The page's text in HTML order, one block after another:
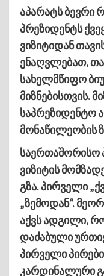
აპარატს ბევრი
პრეზიდენტს
ვიზიტიდან
ენაღვლებათ,
სახელმწიფო
მიზნებისთვის.
საპრეზიდენტო
მონაწილეობის
საერთაშორისო
ვიზიტის
გზა. პირველი
„ზემოდან“.
აქვს ადგილი,
დაძაბული
პირველი
კარდინალური